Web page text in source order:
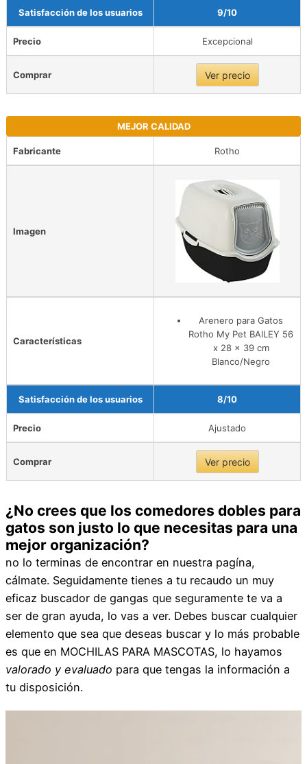
Satisfacción de los usuarios 9/10
Precio Excepcional
Comprar Ver precio
MEJOR CALIDAD
Fabricante Rotho
Imagen
Características
Arenero para Gatos
Rotho My Pet BAILEY 56
x 28 x 39 cm
Blanco/Negro
Satisfacción de los usuarios 8/10
Precio Ajustado
Comprar Ver precio
¿No crees que los comedores dobles para
gatos son justo lo que necesitas para una
mejor organización?
no lo terminas de encontrar en nuestra pagína,
cálmate. Seguidamente tienes a tu recaudo un muy
eficaz buscador de gangas que seguramente te va a
ser de gran ayuda, lo vas a ver. Debes buscar cualquier
elemento que sea que deseas buscar y lo más probable
es que en MOCHILAS PARA MASCOTAS, lo hayamos
valorado y evaluado para que tengas la información a
tu disposición.